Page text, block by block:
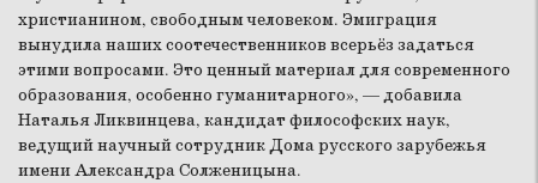
христианином, свободным человеком. Эмиграция
вынудила наших соотечественников всерьёз задаться
этими вопросами. Это ценный материал для современного
образования, особенно гуманитарного», — добавила
Наталья Ликвинцева, кандидат философских наук,
ведущий научный сотрудник Дома русского зарубежья
имени Александра Солженицына.